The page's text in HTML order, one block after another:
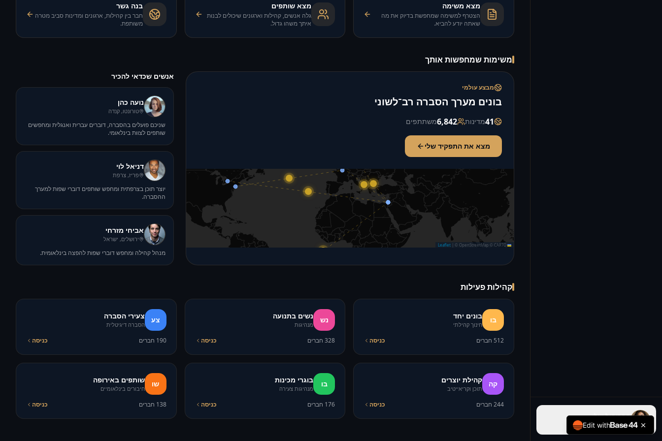
הפרופיל שלי
צפייה בפרופיל
מצא משימה
הצטרף למשימה שמחפשת בדיוק את מה
שאתה יודע להביא.
מצא שותפים
גלה אנשים, קהילות וארגונים שיכולים לבנות
איתך משהו גדול.
בנה גשר
חבר בין קהילות, ארגונים ומדינות סביב מטרה
משותפת.
משימות שמחפשות אותך
מבצע עולמי
בונים מערך הסברה רב־לשוני
41מדינות 6,842משתתפים
מצא את התפקיד שלי
| © OpenStreetMap © CARTO
אנשים שכדאי להכיר
נועה כהן
טורונטו, קנדה
שניכם פועלים בהסברה, דוברים עברית ואנגלית ומחפשים
שותפים לצוות בינלאומי.
דניאל לוי
פריז, צרפת
יוצר תוכן בצרפתית ומחפש שותפים דוברי שפות למערך
ההסברה.
אביחי מזרחי
ירושלים, ישראל
מנהל קהילה ומחפש דוברי שפות להפצה בינלאומית.
קהילות פעילות
בו בונים יחד
חינוך קהילתי
512 חברים כניסה
נש נשים בתנועה
מנהיגות
328חברים כניסה
צע צעירי הסברה
הסברה דיגיטלית
190 חברים כניסה
קה קהילת יוצרים
תוכן וקריאייטיב
244 חברים כניסה
בו בוגרי מכינות
מנהיגות צעירה
176 חברים כניסה
שו שותפים באירופה
חיבורים בינלאומיים
138 חברים כניסה
Edit with